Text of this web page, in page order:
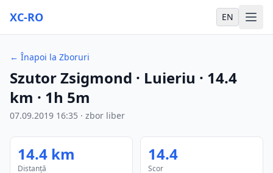
XC-RO EN
← Înapoi la Zboruri
Szutor Zsigmond · Luieriu · 14.4
km · 1h 5m
07.09.2019 16:35 · zbor liber
14.4 km
Distanță
14.4
Scor